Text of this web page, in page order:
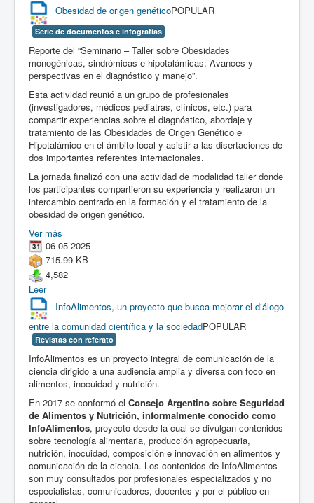
Obesidad de origen genéticoPOPULAR
Serie de documentos e infografías
Reporte del “Seminario – Taller sobre Obesidades
monogénicas, sindrómicas e hipotalámicas: Avances y
perspectivas en el diagnóstico y manejo”.
Esta actividad reunió a un grupo de profesionales
(investigadores, médicos pediatras, clínicos, etc.) para
compartir experiencias sobre el diagnóstico, abordaje y
tratamiento de las Obesidades de Origen Genético e
Hipotalámico en el ámbito local y asistir a las disertaciones de
dos importantes referentes internacionales.
La jornada finalizó con una actividad de modalidad taller donde
los participantes compartieron su experiencia y realizaron un
intercambio centrado en la formación y el tratamiento de la
obesidad de origen genético.
Ver más
06-05-2025
715.99 KB
4,582
Leer
InfoAlimentos, un proyecto que busca mejorar el diálogo
entre la comunidad científica y la sociedadPOPULAR
Revistas con referato
InfoAlimentos es un proyecto integral de comunicación de la
ciencia dirigido a una audiencia amplia y diversa con foco en
alimentos, inocuidad y nutrición.
En 2017 se conformó el Consejo Argentino sobre Seguridad
de Alimentos y Nutrición, informalmente conocido como
InfoAlimentos, proyecto desde la cual se divulgan contenidos
sobre tecnología alimentaria, producción agropecuaria,
nutrición, inocuidad, composición e innovación en alimentos y
comunicación de la ciencia. Los contenidos de InfoAlimentos
son muy consultados por profesionales especializados y no
especialistas, comunicadores, docentes y por el público en